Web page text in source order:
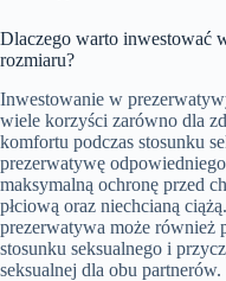
Dlaczego warto inwestować
rozmiaru?
Inwestowanie w
wiele korzyści zarówno dla
komfortu podczas stosunku
prezerwatywę
maksymalną ochronę przed
płciową oraz niechcianą
prezerwatywa może również
stosunku seksualnego i
seksualnej dla obu partnerów.